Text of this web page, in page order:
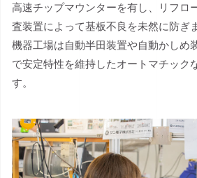
高速チップマウンターを有し、リフロ
査装置によって基板不良を未然に防ぎ
機器工場は自動半田装置や自動かしめ
で安定特性を維持したオートマチック
す。